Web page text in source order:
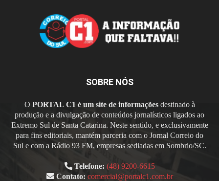
SOBRE NÓS
O PORTAL C1 é um site de informaçõesdestinado à
produção e a divulgação de conteúdos jornalísticos ligados ao
Extremo Sul de Santa Catarina. Neste sentido, e exclusivamente
para fins editoriais, mantém parceria com o Jornal Correio do
Sul e com a Rádio 93 FM, empresas sediadas em Sombrio/SC.
Telefone: (48) 9200-6615
Contato: comercial@portalc1.com.br